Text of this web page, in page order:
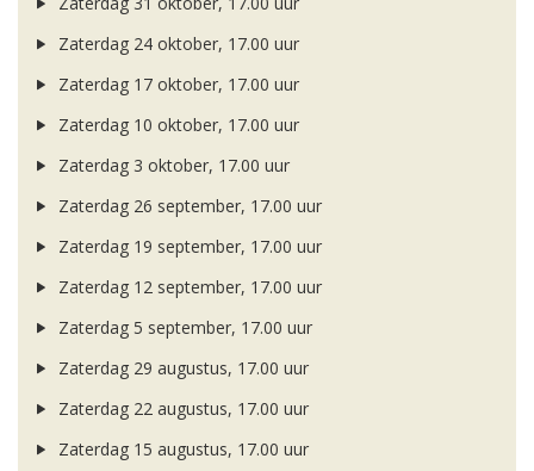
Zaterdag 24 oktober, 17.00 uur
Zaterdag 17 oktober, 17.00 uur
Zaterdag 10 oktober, 17.00 uur
Zaterdag 3 oktober, 17.00 uur
Zaterdag 26 september, 17.00 uur
Zaterdag 19 september, 17.00 uur
Zaterdag 12 september, 17.00 uur
Zaterdag 5 september, 17.00 uur
Zaterdag 29 augustus, 17.00 uur
Zaterdag 22 augustus, 17.00 uur
Zaterdag 15 augustus, 17.00 uur